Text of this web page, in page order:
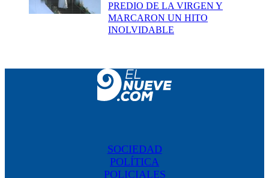
PREDIO DE LA VIRGEN Y
MARCARON UN HITO
INOLVIDABLE
SOCIEDAD
POLÍTICA
POLICIALES